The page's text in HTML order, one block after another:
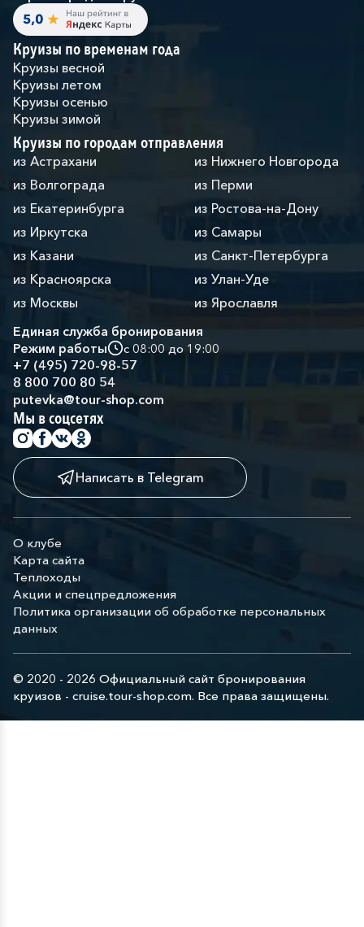
Круизы по временам года
Круизы весной
Круизы летом
Круизы осенью
Круизы зимой
Круизы по городам отправления
из Астрахани
из Волгограда
из Екатеринбурга
из Иркутска
из Казани
из Красноярска
из Москвы
из Нижнего Новгорода
из Перми
из Ростова-на-Дону
из Самары
из Санкт-Петербурга
из Улан-Уде
из Ярославля
Единая служба бронирования
Режим работы
с 08:00 до 19:00
+7 (495) 720-98-57
8 800 700 80 54
putevka@tour-shop.com
Мы в соцсетях
Написать в Telegram
О клубе
Карта сайта
Теплоходы
Акции и спецпредложения
Политика организации об обработке персональных
данных
© 2020 - 2026 Официальный сайт бронирования
круизов - cruise.tour-shop.com. Все права защищены.